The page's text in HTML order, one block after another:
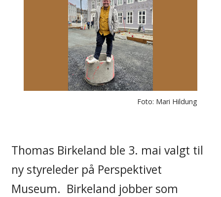
Foto: Mari Hildung
Thomas Birkeland ble 3. mai valgt til
ny styreleder på Perspektivet
Museum. Birkeland jobber som